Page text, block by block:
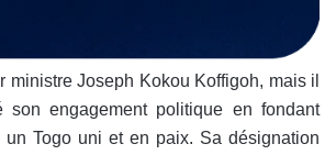
ministre Joseph Kokou Koffigoh, mais il
engagement politique en fondant
Togo uni et en paix. Sa désignation